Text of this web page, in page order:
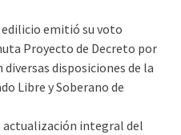
edilicio emitió su voto
Proyecto de Decreto por
disposiciones de la
Libre y Soberano de
actualización integral del